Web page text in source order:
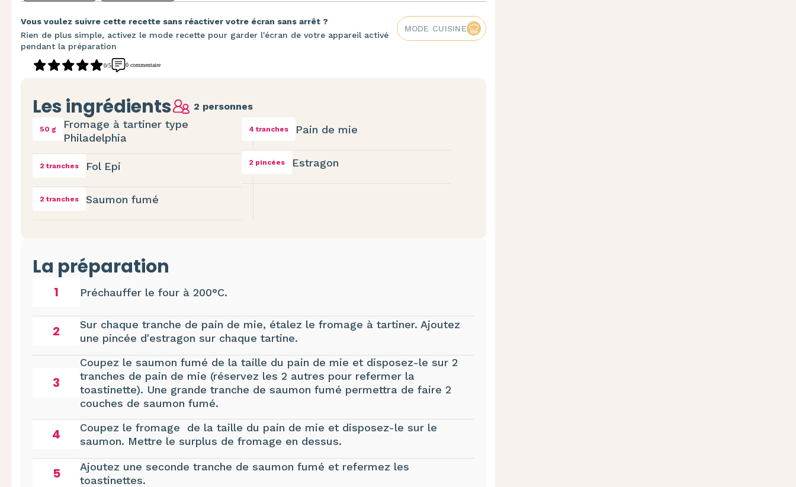
Vous voulez suivre cette recette sans réactiver votre écran sans arrêt ?
Rien de plus simple, activez le mode recette pour garder l'écran de votre appareil activé
pendant la préparation
MODE CUISINE
0/5 0 commentaire
Les ingrédients 2 personnes
50 g
Fromage à tartiner type
Philadelphia
2 tranches Fol Epi
2 tranches Saumon fumé
4 tranches Pain de mie
2 pincées Estragon
La préparation
1 Préchauffer le four à 200°C.
2
Sur chaque tranche de pain de mie, étalez le fromage à tartiner. Ajoutez
une pincée d'estragon sur chaque tartine.
3
Coupez le saumon fumé de la taille du pain de mie et disposez-le sur 2
tranches de pain de mie (réservez les 2 autres pour refermer la
toastinette). Une grande tranche de saumon fumé permettra de faire 2
couches de saumon fumé.
4
Coupez le fromage de la taille du pain de mie et disposez-le sur le
saumon. Mettre le surplus de fromage en dessus.
5
Ajoutez une seconde tranche de saumon fumé et refermez les
toastinettes.